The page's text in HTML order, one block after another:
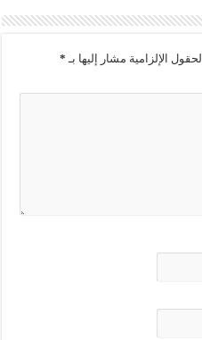
الحقول الإلزامية مشار إليها بـ *